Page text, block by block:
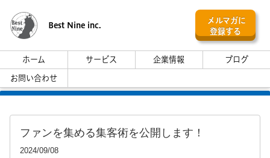
Best Nine inc.
メルマガに
登録する
ホーム サービス 企業情報
ブログ
お問い合わせ
ファンを集める集客術を公開します！
2024/09/08